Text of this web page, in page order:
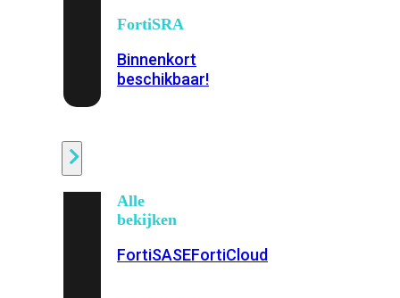
FortiSRA
Binnenkort
beschikbaar!
Alle
bekijken
FortiSASEFortiCloud